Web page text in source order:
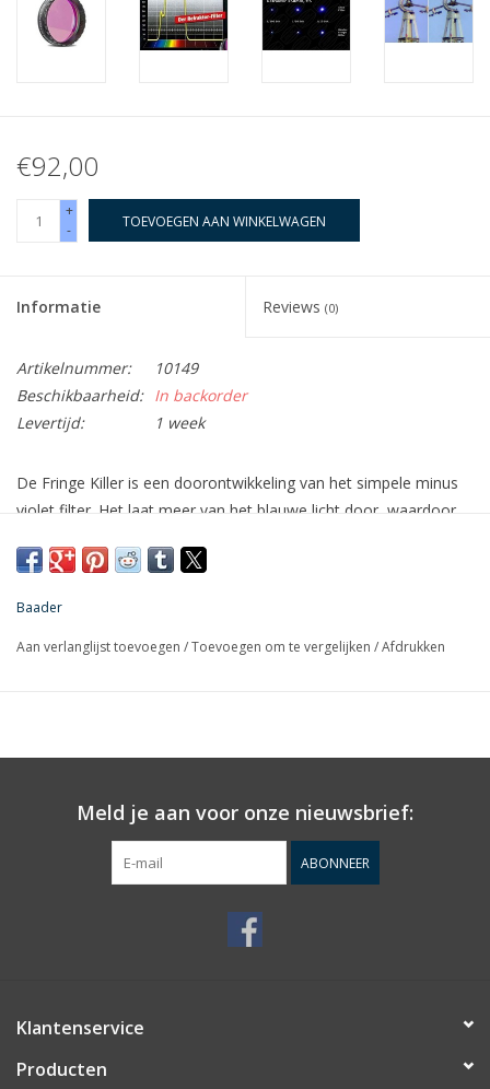
Cadeaubonnen
€92,00
+
-
TOEVOEGEN AAN WINKELWAGEN
Informatie Reviews (0)
Artikelnummer:
10149
Beschikbaarheid: In backorder
Levertijd:
1 week
De Fringe Killer is een doorontwikkeling van het simpele minus
violet filter. Het laat meer van het blauwe licht door, waardoor
contrast aanzienlijk verbeterd.
Baader
Aan verlanglijst toevoegen /Toevoegen om te vergelijken /Afdrukken
Meld je aan voor onze nieuwsbrief:
ABONNEER
Klantenservice
Producten